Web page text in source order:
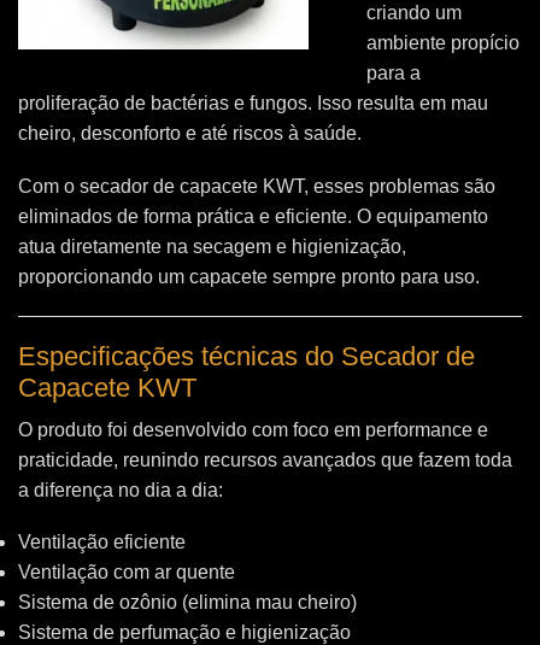
criando um
ambiente propício
para a
proliferação de bactérias e fungos. Isso resulta em mau
cheiro, desconforto e até riscos à saúde.
Com o secador de capacete KWT, esses problemas são
eliminados de forma prática e eficiente. O equipamento
atua diretamente na secagem e higienização,
proporcionando um capacete sempre pronto para uso.
Especificações técnicas do Secador de
Capacete KWT
O produto foi desenvolvido com foco em performance e
praticidade, reunindo recursos avançados que fazem toda
a diferença no dia a dia:
Ventilação eficiente
Ventilação com ar quente
Sistema de ozônio (elimina mau cheiro)
Sistema de perfumação e higienização